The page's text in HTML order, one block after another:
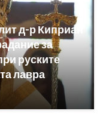
д-р Киприан
за
руските
лавра